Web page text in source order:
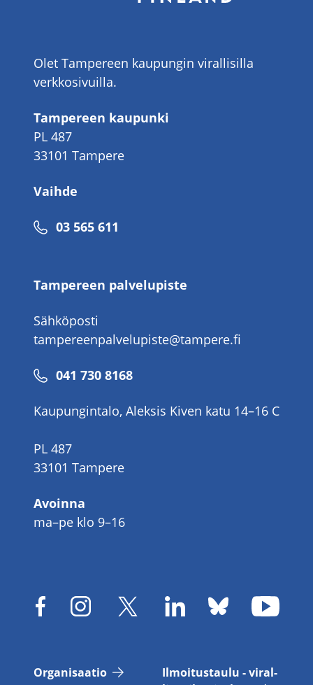
Olet Tampereen kaupungin virallisilla
verkkosivuilla.
Tampereen kaupunki
PL 487
33101 Tampere
Vaihde
Puhelinnumero
03 565 611
Tampereen palvelupiste
Sähköposti
tampereenpalvelupiste@tampere.fi
Puhelinnumero
041 730 8168
Kaupungintalo, Aleksis Kiven katu 14–16 C
PL 487
33101 Tampere
Avoinna
ma–pe klo 9–16
Or­ga­ni­saa­tio
Il­moi­tus­tau­lu - vi­ral­